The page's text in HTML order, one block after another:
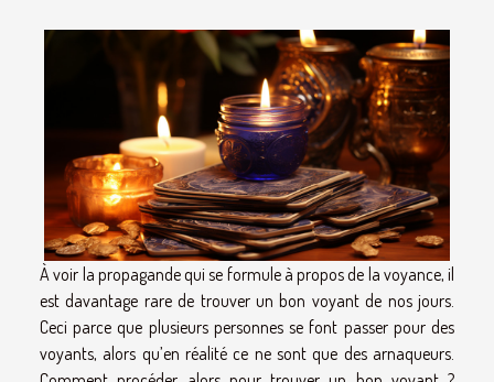
À voir la propagande qui se formule à propos de la voyance, il
est davantage rare de trouver un bon voyant de nos jours.
Ceci parce que plusieurs personnes se font passer pour des
voyants, alors qu’en réalité ce ne sont que des arnaqueurs.